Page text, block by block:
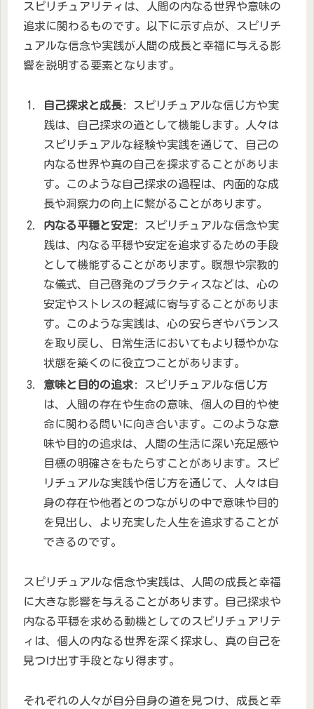
スピリチュアリティは、人間の内なる世界や意味の
追求に関わるものです。以下に示す点が、スピリチ
ュアルな信念や実践が人間の成長と幸福に与える影
響を説明する要素となります。
自己探求と成長: スピリチュアルな信じ方や実
践は、自己探求の道として機能します。人々は
スピリチュアルな経験や実践を通じて、自己の
内なる世界や真の自己を探求することがありま
す。このような自己探求の過程は、内面的な成
長や洞察力の向上に繋がることがあります。
内なる平穏と安定: スピリチュアルな信念や実
践は、内なる平穏や安定を追求するための手段
として機能することがあります。瞑想や宗教的
な儀式、自己啓発のプラクティスなどは、心の
安定やストレスの軽減に寄与することがありま
す。このような実践は、心の安らぎやバランス
を取り戻し、日常生活においてもより穏やかな
状態を築くのに役立つことがあります。
意味と目的の追求: スピリチュアルな信じ方
は、人間の存在や生命の意味、個人の目的や使
命に関わる問いに向き合います。このような意
味や目的の追求は、人間の生活に深い充足感や
目標の明確さをもたらすことがあります。スピ
リチュアルな実践や信じ方を通じて、人々は自
身の存在や他者とのつながりの中で意味や目的
を見出し、より充実した人生を追求することが
できるのです。
スピリチュアルな信念や実践は、人間の成長と幸福
に大きな影響を与えることがあります。自己探求や
内なる平穏を求める動機としてのスピリチュアリテ
ィは、個人の内なる世界を深く探求し、真の自己を
見つけ出す手段となり得ます。
それぞれの人々が自分自身の道を見つけ、成長と幸